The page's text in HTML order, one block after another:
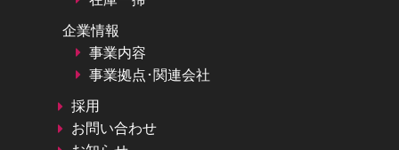
企業情報
事業内容
事業拠点･関連会社
採用
お問い合わせ